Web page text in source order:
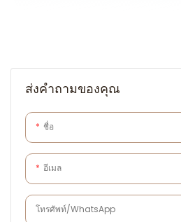
ส่งคำถามของคุณ
ชื่อ
อีเมล
โทรศัพท์/WhatsApp